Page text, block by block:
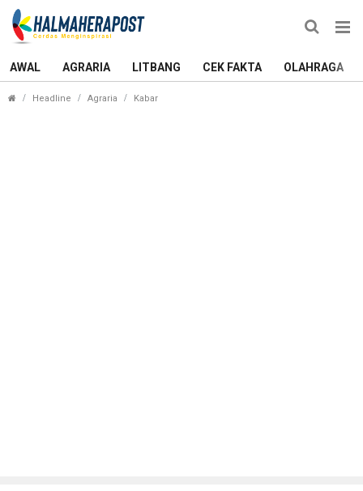
AWAL AGRARIA LITBANG CEK FAKTA OLAHRAGA
Headline Agraria Kabar